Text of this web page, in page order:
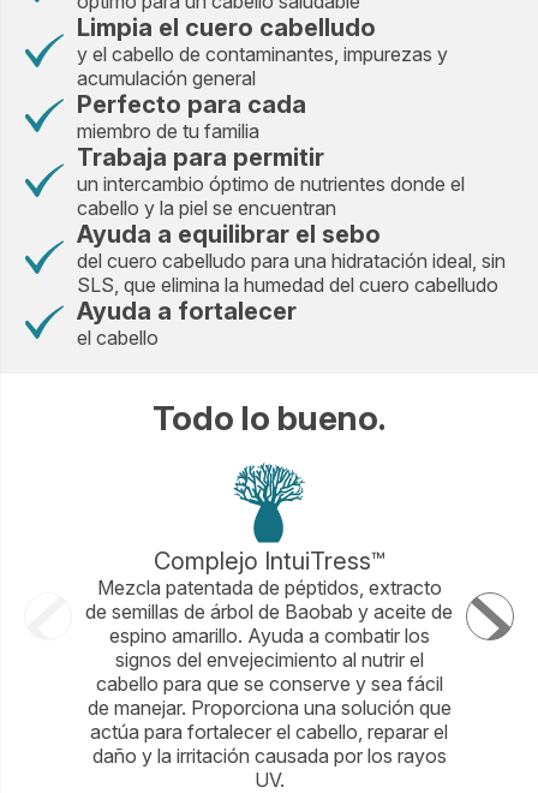
Limpia el cuero cabelludo
y el cabello de contaminantes, impurezas y
acumulación general
Perfecto para cada
miembro de tu familia
Trabaja para permitir
un intercambio óptimo de nutrientes donde el
cabello y la piel se encuentran
Ayuda a equilibrar el sebo
del cuero cabelludo para una hidratación ideal, sin
SLS, que elimina la humedad del cuero cabelludo
Ayuda a fortalecer
el cabello
Todo lo bueno.
Complejo IntuiTress™
Mezcla patentada de péptidos, extracto
de semillas de árbol de Baobab y aceite de
espino amarillo. Ayuda a combatir los
signos del envejecimiento al nutrir el
cabello para que se conserve y sea fácil
de manejar. Proporciona una solución que
actúa para fortalecer el cabello, reparar el
daño y la irritación causada por los rayos
UV.
Una